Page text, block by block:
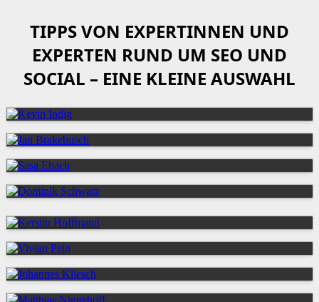
TIPPS VON EXPERTINNEN UND
EXPERTEN RUND UM SEO UND
SOCIAL – EINE KLEINE AUSWAHL